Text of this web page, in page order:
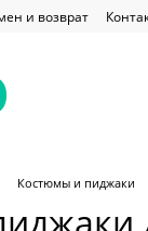
и возврат
Костюмы и пиджаки